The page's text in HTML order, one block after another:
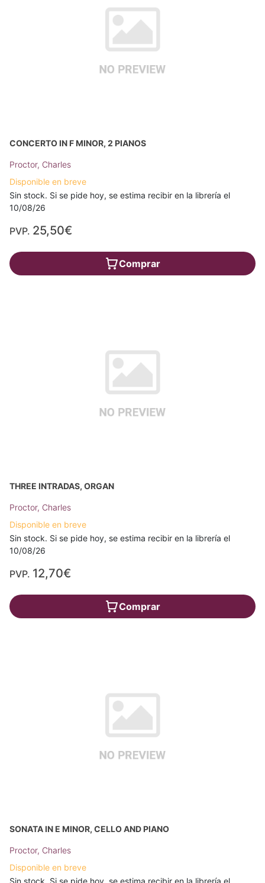
CONCERTO IN F MINOR, 2 PIANOS
Proctor, Charles
Disponible en breve
Sin stock. Si se pide hoy, se estima recibir en la librería el
10/08/26
PVP. 25,50€
Comprar
THREE INTRADAS, ORGAN
Proctor, Charles
Disponible en breve
Sin stock. Si se pide hoy, se estima recibir en la librería el
10/08/26
PVP. 12,70€
Comprar
SONATA IN E MINOR, CELLO AND PIANO
Proctor, Charles
Disponible en breve
Sin stock. Si se pide hoy, se estima recibir en la librería el